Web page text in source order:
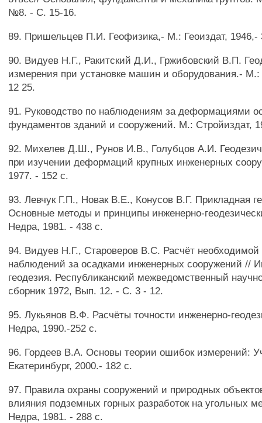
№8. - С. 15-16.
89. Пришельцев П.И. Геофизика,- М.: Геоиздат, 1946,-
90. Видуев Н.Г., Ракитский Д.И., Гржибовский В.П.
измерения при установке машин и оборудования.-
12 25.
91. Руководство по наблюдениям за деформациями
фундаментов зданий и сооружений. М.: Стройиздат,
92. Михелев Д.Ш., Рунов И.В., Голубцов А.И.
при изучении деформаций крупных инженерных
1977. - 152 с.
93. Левчук Г.П., Новак В.Е., Конусов В.Г. Прикладная
Основные методы и принципы инженерно-
Недра, 1981. - 438 с.
94. Видуев Н.Г., Староверов B.C. Расчёт необходимой
наблюдений за осадками инженерных сооружений //
геодезия. Республиканский межведомственный
сборник 1972, Вып. 12. - С. 3 - 12.
95. Лукьянов В.Ф. Расчёты точности инженерно-
Недра, 1990.-252 с.
96. Гордеев В.А. Основы теории ошибок измерений:
Екатеринбург, 2000.- 182 с.
97. Правила охраны сооружений и природных
влияния подземных горных разработок на угольных
Недра, 1981. - 288 с.